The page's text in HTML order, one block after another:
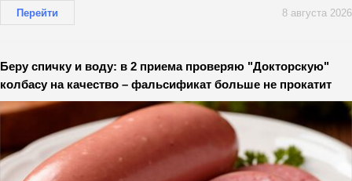
Перейти 8 августа 2026
Беру спичку и воду: в 2 приема проверяю "Докторскую"
колбасу на качество – фальсификат больше не прокатит